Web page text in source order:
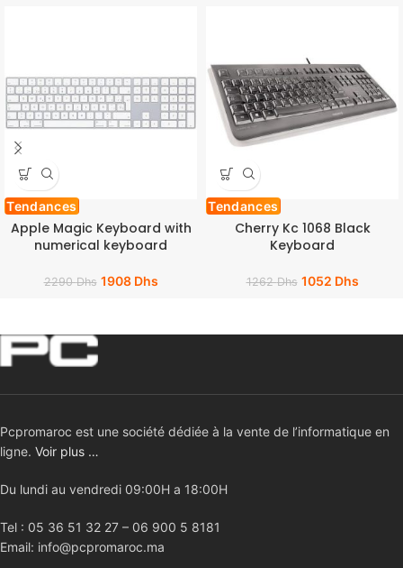
Tendances
Apple Magic Keyboard with
numerical keyboard
2290Dhs 1908 Dhs
Tendances
Cherry Kc 1068 Black
Keyboard
1262Dhs 1052 Dhs
Pcpromaroc est une société dédiée à la vente de l’informatique en
ligne. Voir plus …
Du lundi au vendredi 09:00H a 18:00H
Tel : 05 36 51 32 27 – 06 900 5 8181
Email: info@pcpromaroc.ma